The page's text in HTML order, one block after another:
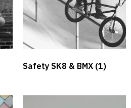
Safety SK8 & BMX​ (1)